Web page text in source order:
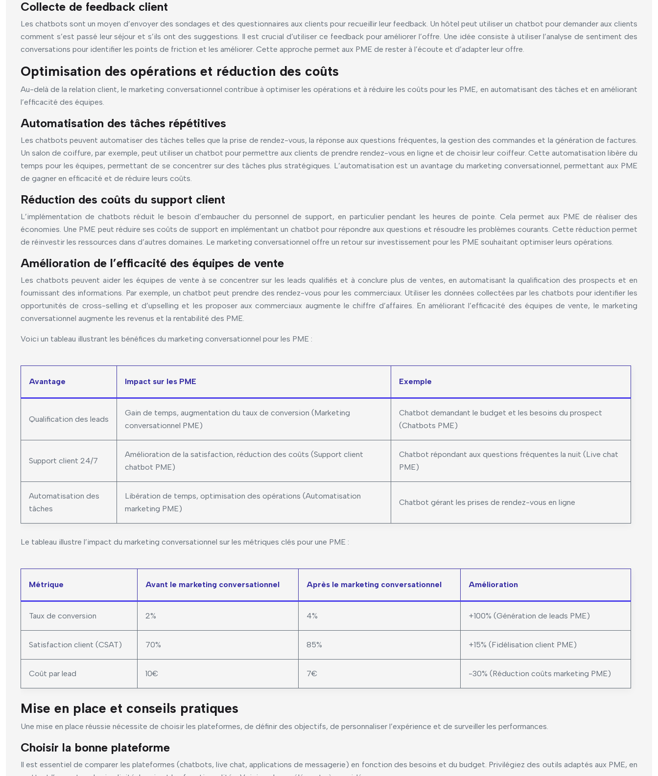
Collecte de feedback client
Les chatbots sont un moyen d’envoyer des sondages et des questionnaires aux clients pour recueillir leur feedback. Un hôtel peut utiliser un chatbot pour demander aux clients
comment s’est passé leur séjour et s’ils ont des suggestions. Il est crucial d’utiliser ce feedback pour améliorer l’offre. Une idée consiste à utiliser l’analyse de sentiment des
conversations pour identifier les points de friction et les améliorer. Cette approche permet aux PME de rester à l’écoute et d’adapter leur offre.
Optimisation des opérations et réduction des coûts
Au-delà de la relation client, le marketing conversationnel contribue à optimiser les opérations et à réduire les coûts pour les PME, en automatisant des tâches et en améliorant
l’efficacité des équipes.
Automatisation des tâches répétitives
Les chatbots peuvent automatiser des tâches telles que la prise de rendez-vous, la réponse aux questions fréquentes, la gestion des commandes et la génération de factures.
Un salon de coiffure, par exemple, peut utiliser un chatbot pour permettre aux clients de prendre rendez-vous en ligne et de choisir leur coiffeur. Cette automatisation libère du
temps pour les équipes, permettant de se concentrer sur des tâches plus stratégiques. L’automatisation est un avantage du marketing conversationnel, permettant aux PME
de gagner en efficacité et de réduire leurs coûts.
Réduction des coûts du support client
L’implémentation de chatbots réduit le besoin d’embaucher du personnel de support, en particulier pendant les heures de pointe. Cela permet aux PME de réaliser des
économies. Une PME peut réduire ses coûts de support en implémentant un chatbot pour répondre aux questions et résoudre les problèmes courants. Cette réduction permet
de réinvestir les ressources dans d’autres domaines. Le marketing conversationnel offre un retour sur investissement pour les PME souhaitant optimiser leurs opérations.
Amélioration de l’efficacité des équipes de vente
Les chatbots peuvent aider les équipes de vente à se concentrer sur les leads qualifiés et à conclure plus de ventes, en automatisant la qualification des prospects et en
fournissant des informations. Par exemple, un chatbot peut prendre des rendez-vous pour les commerciaux. Utiliser les données collectées par les chatbots pour identifier les
opportunités de cross-selling et d’upselling et les proposer aux commerciaux augmente le chiffre d’affaires. En améliorant l’efficacité des équipes de vente, le marketing
conversationnel augmente les revenus et la rentabilité des PME.
Voici un tableau illustrant les bénéfices du marketing conversationnel pour les PME :
Avantage Impact sur les PME Exemple
Qualification des leads
Gain de temps, augmentation du taux de conversion (Marketing
conversationnel PME)
Chatbot demandant le budget et les besoins du prospect
(Chatbots PME)
Support client 24/7
Amélioration de la satisfaction, réduction des coûts (Support client
chatbot PME)
Chatbot répondant aux questions fréquentes la nuit (Live chat
PME)
Automatisation des
tâches
Libération de temps, optimisation des opérations (Automatisation
marketing PME)
Chatbot gérant les prises de rendez-vous en ligne
Le tableau illustre l’impact du marketing conversationnel sur les métriques clés pour une PME :
Métrique Avant le marketing conversationnel Après le marketing conversationnel Amélioration
Taux de conversion 2% 4% +100% (Génération de leads PME)
Satisfaction client (CSAT) 70% 85% +15% (Fidélisation client PME)
Coût par lead 10€ 7€ -30% (Réduction coûts marketing PME)
Mise en place et conseils pratiques
Une mise en place réussie nécessite de choisir les plateformes, de définir des objectifs, de personnaliser l’expérience et de surveiller les performances.
Choisir la bonne plateforme
Il est essentiel de comparer les plateformes (chatbots, live chat, applications de messagerie) en fonction des besoins et du budget. Privilégiez des outils adaptés aux PME, en